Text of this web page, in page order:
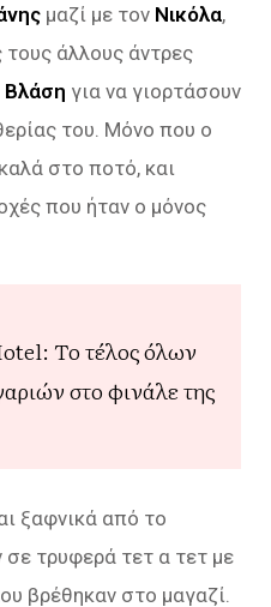
μαζί με τον Νικόλα,
τους άλλους άντρες
Βλάση για να γιορτάσουν
του. Μόνο που ο
στο ποτό, και
που ήταν ο μόνος
Το τέλος όλων
στο φινάλε της
ξαφνικά από το
σε τρυφερά τετ α τετ με
βρέθηκαν στο μαγαζί.